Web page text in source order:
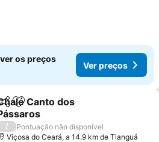
os preços
Ver preços
Adicionar aos favoritos
Canto dos
preços
/
Pontuação não disponível
Viçosa do Ceará, a 14.9 km de Tianguá